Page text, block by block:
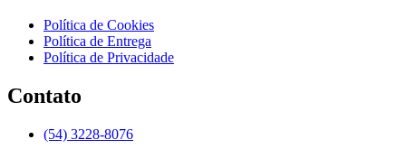
Política de Cookies
Política de Entrega
Política de Privacidade
Contato
(54) 3228-8076